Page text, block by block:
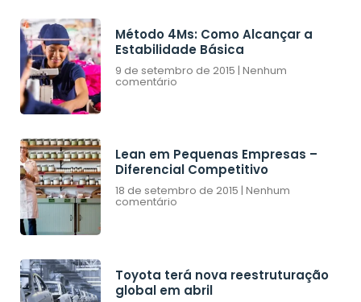
Método 4Ms: Como Alcançar a
Estabilidade Básica
9 de setembro de 2015 Nenhum
comentário
Lean em Pequenas Empresas –
Diferencial Competitivo
18 de setembro de 2015 Nenhum
comentário
Toyota terá nova reestruturação
global em abril